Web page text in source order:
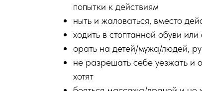
попытки к действиям
ныть и жаловаться, вместо
ходить в стоптанной обуви
орать на детей/мужа/людей,
не разрешать себе уезжать и
хотят